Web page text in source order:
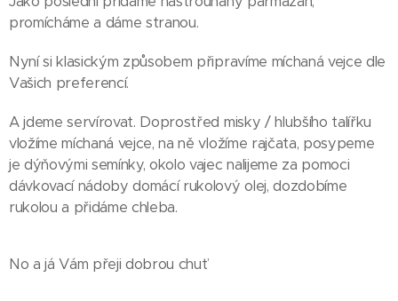
promícháme a dáme stranou.
Nyní si klasickým způsobem připravíme míchaná vejce dle
Vašich preferencí.
A jdeme servírovat. Doprostřed misky / hlubšího talířku
vložíme míchaná vejce, na ně vložíme rajčata, posypeme
je dýňovými semínky, okolo vajec nalijeme za pomoci
dávkovací nádoby domácí rukolový olej, dozdobíme
rukolou a přidáme chleba.
No a já Vám přeji dobrou chuť